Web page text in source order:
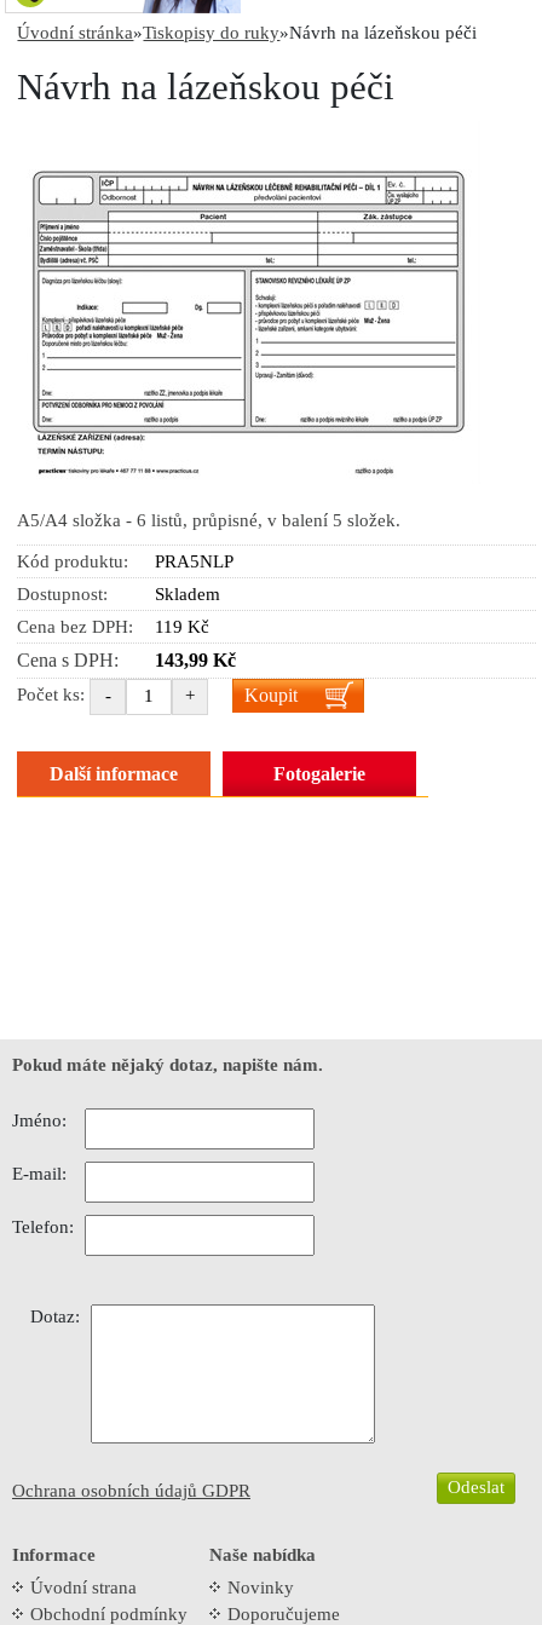
Úvodní stránka»Tiskopisy do ruky»Návrh na lázeňskou péči
Návrh na lázeňskou péči
A5/A4 složka - 6 listů, průpisné, v balení 5 složek.
Kód produktu:
PRA5NLP
Dostupnost:
Skladem
Cena bez DPH:
119 Kč
Cena s DPH: 143,99 Kč
Počet ks: - + Koupit
Další informace Fotogalerie
Pokud máte nějaký dotaz, napište nám.
Jméno:
E-mail:
Telefon:
Dotaz:
Ochrana osobních údajů GDPR
Informace
Úvodní strana
Obchodní podmínky
Naše nabídka
Novinky
Doporučujeme